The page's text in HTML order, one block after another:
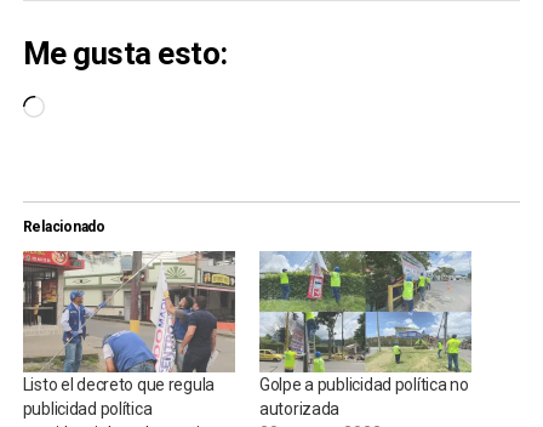
Me gusta esto:
Cargando...
Relacionado
Listo el decreto que regula
publicidad política
Golpe a publicidad política no
autorizada